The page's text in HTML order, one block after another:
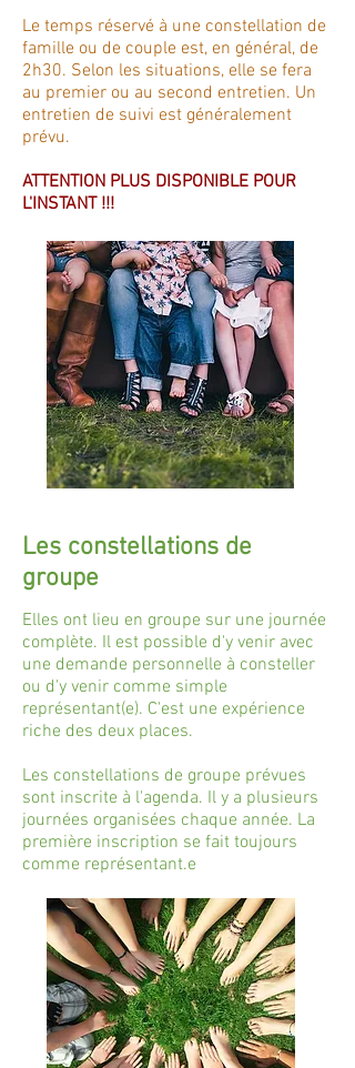
Le temps réservé à une constellation de
famille ou de couple est, en général, de
2h30. Selon les situations, elle se fera
au premier ou au second entretien. Un
entretien de suivi est généralement
prévu.
ATTENTION PLUS DISPONIBLE POUR
L'INSTANT !!!
Les constellations de
groupe
Elles ont lieu en groupe sur une journée
complète. Il est possible d'y venir avec
une demande personnelle à consteller
ou d'y venir comme simple
représentant(e). C'est une expérience
riche des deux places.
Les constellations de groupe prévues
sont inscrite à l'agenda. Il y a plusieurs
journées organisées chaque année. La
première inscription se fait toujours
comme représentant.e